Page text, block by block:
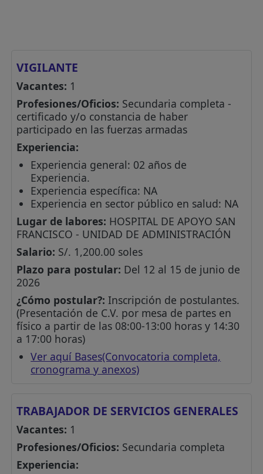
VIGILANTE
Vacantes: 1
Profesiones/Oficios: Secundaria completa -
certificado y/o constancia de haber
participado en las fuerzas armadas
Experiencia:
Experiencia general: 02 años de
Experiencia.
Experiencia específica: NA
Experiencia en sector público en salud: NA
Lugar de labores: HOSPITAL DE APOYO SAN
FRANCISCO - UNIDAD DE ADMINISTRACIÓN
Salario: S/. 1,200.00 soles
Plazo para postular: Del 12 al 15 de junio de
2026
¿Cómo postular?: Inscripción de postulantes.
(Presentación de C.V. por mesa de partes en
físico a partir de las 08:00-13:00 horas y 14:30
a 17:00 horas)
Ver aquí Bases(Convocatoria completa,
cronograma y anexos)
TRABAJADOR DE SERVICIOS GENERALES
Vacantes: 1
Profesiones/Oficios: Secundaria completa
Experiencia: